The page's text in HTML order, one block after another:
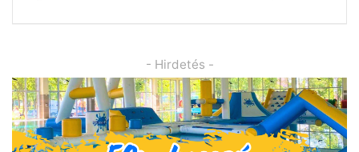
- Hirdetés -